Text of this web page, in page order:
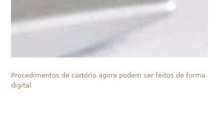
Procedimentos de cartório agora podem ser feitos de forma
digital